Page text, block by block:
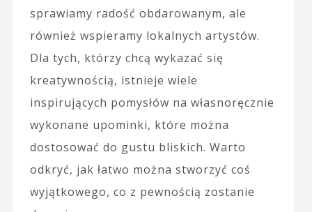
sprawiamy radość obdarowanym, ale
również wspieramy lokalnych artystów.
Dla tych, którzy chcą wykazać się
kreatywnością, istnieje wiele
inspirujących pomysłów na własnoręcznie
wykonane upominki, które można
dostosować do gustu bliskich. Warto
odkryć, jak łatwo można stworzyć coś
wyjątkowego, co z pewnością zostanie